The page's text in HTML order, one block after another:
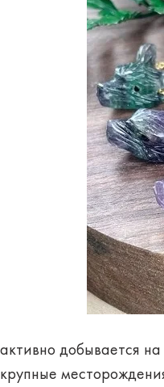
активно добывается
крупные